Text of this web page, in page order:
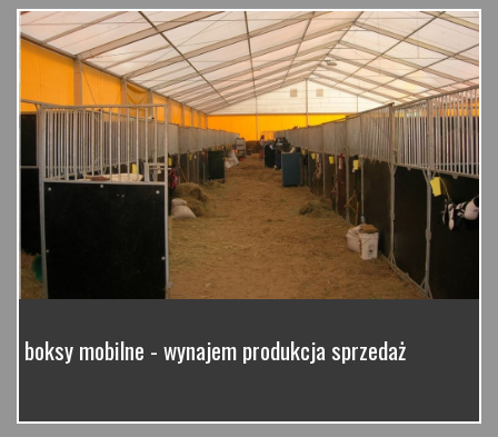
boksy mobilne - wynajem produkcja sprzedaż